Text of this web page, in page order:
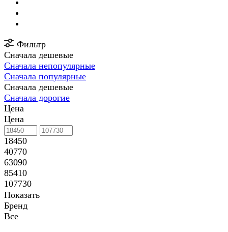
Фильтр
Сначала дешевые
Сначала непопулярные
Сначала популярные
Сначала дешевые
Сначала дорогие
Цена
Цена
18450
40770
63090
85410
107730
Показать
Бренд
Все